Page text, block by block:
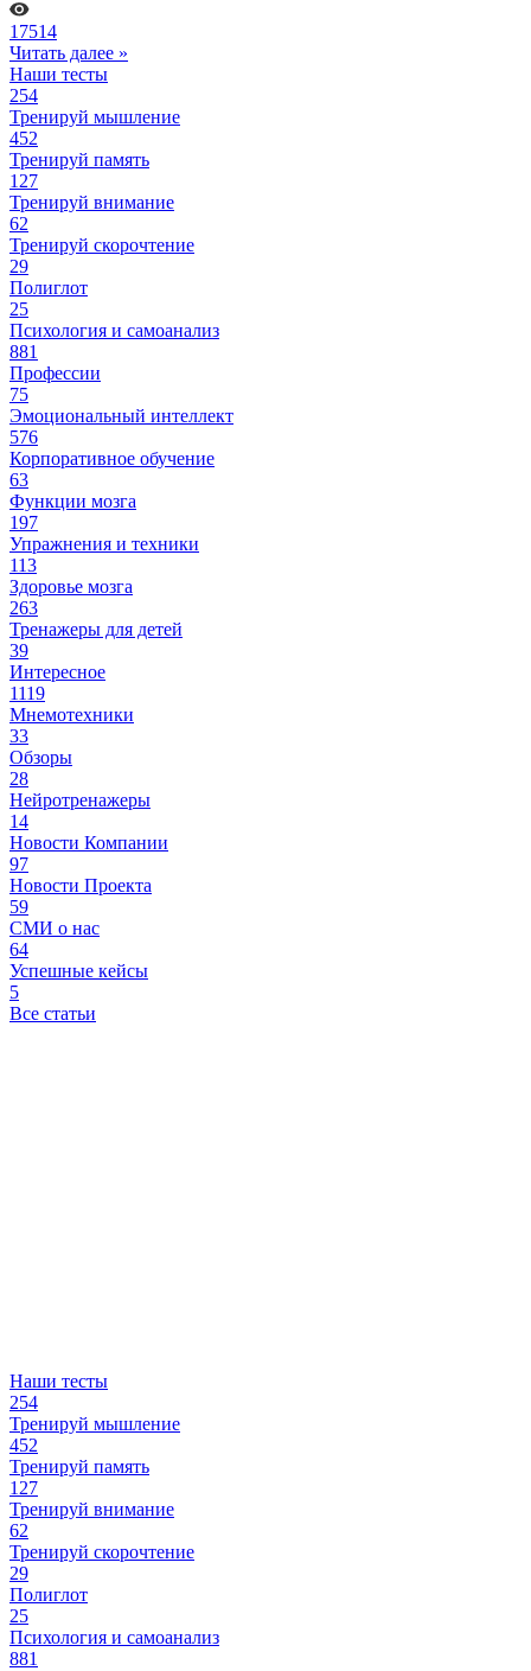
17514
Читать далее »
Наши тесты
254
Тренируй мышление
452
Тренируй память
127
Тренируй внимание
62
Тренируй скорочтение
29
Полиглот
25
Психология и самоанализ
881
Профессии
75
Эмоциональный интеллект
576
Корпоративное обучение
63
Функции мозга
197
Упражнения и техники
113
Здоровье мозга
263
Тренажеры для детей
39
Интересное
1119
Мнемотехники
33
Обзоры
28
Нейротренажеры
14
Новости Компании
97
Новости Проекта
59
СМИ о нас
64
Успешные кейсы
5
Все статьи
Наши тесты
254
Тренируй мышление
452
Тренируй память
127
Тренируй внимание
62
Тренируй скорочтение
29
Полиглот
25
Психология и самоанализ
881